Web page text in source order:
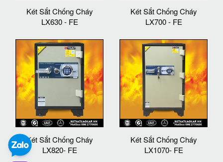
Két Sắt Chống Cháy
LX630 - FE
Két Sắt Chống Cháy
LX700 - FE
Két Sắt Chống Cháy
LX820- FE
Két Sắt Chống Cháy
LX1070- FE